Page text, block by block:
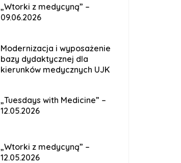
„Wtorki z medycyną” –
09.06.2026
Modernizacja i wyposażenie
bazy dydaktycznej dla
kierunków medycznych UJK
„Tuesdays with Medicine” –
12.05.2026
„Wtorki z medycyną” –
12.05.2026